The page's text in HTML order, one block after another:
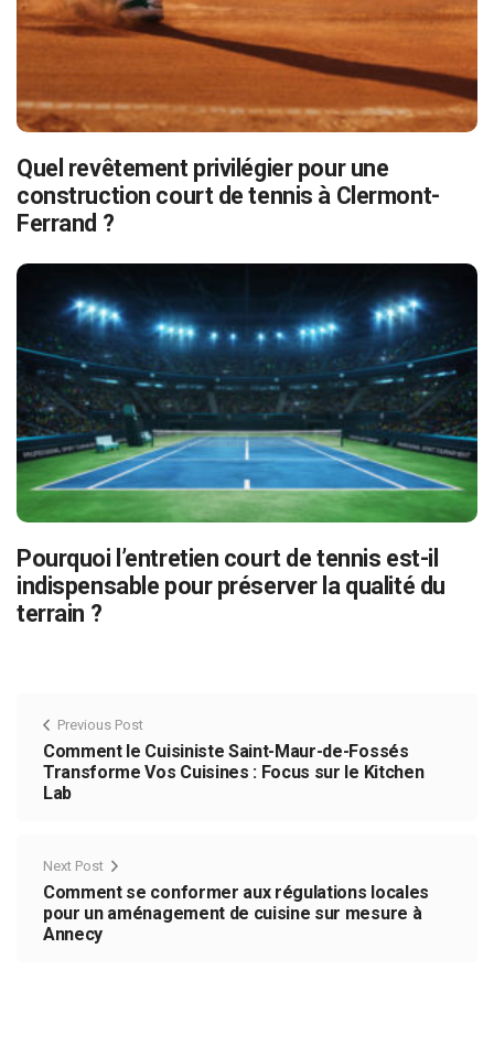
Quel revêtement privilégier pour une
construction court de tennis à Clermont-
Ferrand ?
Pourquoi l’entretien court de tennis est-il
indispensable pour préserver la qualité du
terrain ?
Previous Post
Comment le Cuisiniste Saint-Maur-de-Fossés
Transforme Vos Cuisines : Focus sur le Kitchen
Lab
Next Post
Comment se conformer aux régulations locales
pour un aménagement de cuisine sur mesure à
Annecy